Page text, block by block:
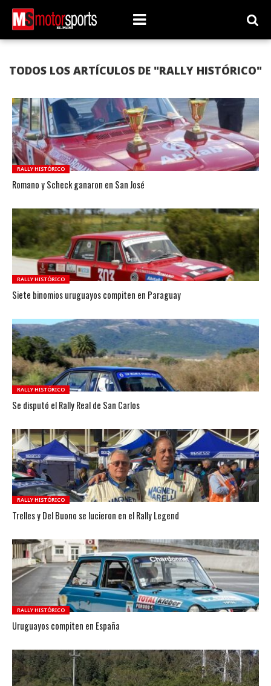
TODOS LOS ARTÍCULOS DE "RALLY HISTÓRICO"
RALLY HISTÓRICO
Romano y Scheck ganaron en San José
RALLY HISTÓRICO
Siete binomios uruguayos compiten en Paraguay
RALLY HISTÓRICO
Se disputó el Rally Real de San Carlos
RALLY HISTÓRICO
Trelles y Del Buono se lucieron en el Rally Legend
RALLY HISTÓRICO
Uruguayos compiten en España